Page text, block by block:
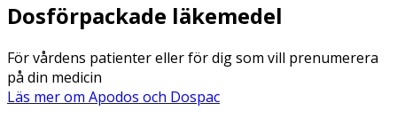
Dosförpackade läkemedel
För vårdens patienter eller för dig som vill prenumerera
på din medicin
Läs mer om Apodos och Dospac